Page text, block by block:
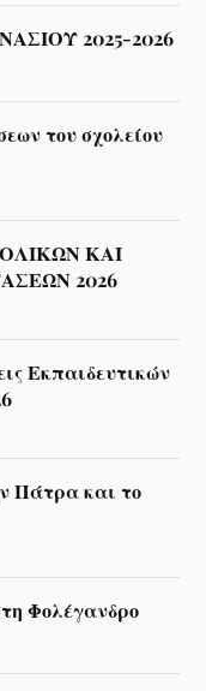
2025-2026
του σχολείου
ΚΑΙ
2026
Εκπαιδευτικών
Πάτρα και το
Φολέγανδρο